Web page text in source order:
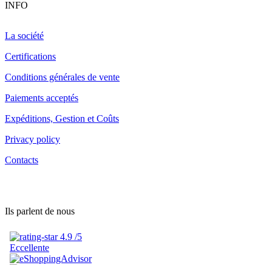
INFO
La société
Certifications
Conditions générales de vente
Paiements acceptés
Expéditions, Gestion et Coûts
Privacy policy
Contacts
Ils parlent de nous